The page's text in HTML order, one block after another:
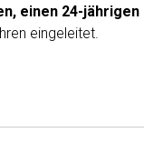
einen 24-
eingeleitet.